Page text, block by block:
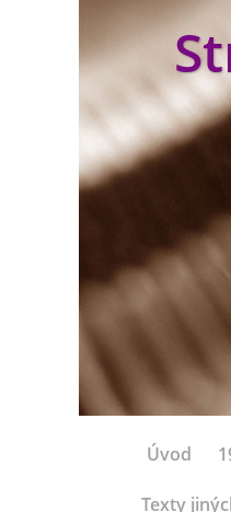
Úvod
Texty